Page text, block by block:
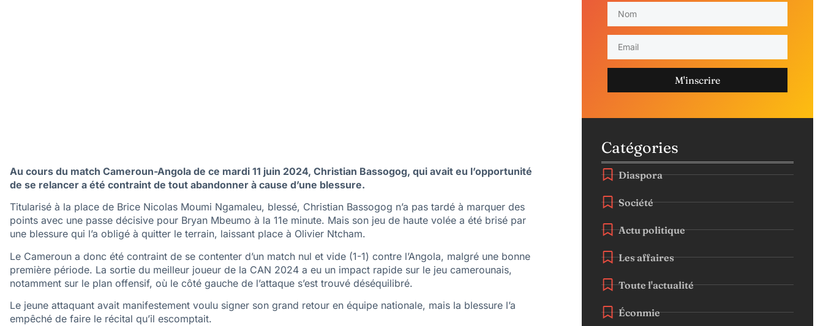
Au cours du match Cameroun-Angola de ce mardi 11 juin 2024, Christian Bassogog, qui avait eu l’opportunité
de se relancer a été contraint de tout abandonner à cause d’une blessure.
Titularisé à la place de Brice Nicolas Moumi Ngamaleu, blessé, Christian Bassogog n’a pas tardé à marquer des
points avec une passe décisive pour Bryan Mbeumo à la 11e minute. Mais son jeu de haute volée a été brisé par
une blessure qui l’a obligé à quitter le terrain, laissant place à Olivier Ntcham.
Le Cameroun a donc été contraint de se contenter d’un match nul et vide (1-1) contre l’Angola, malgré une bonne
première période. La sortie du meilleur joueur de la CAN 2024 a eu un impact rapide sur le jeu camerounais,
notamment sur le plan offensif, où le côté gauche de l’attaque s’est trouvé déséquilibré.
Le jeune attaquant avait manifestement voulu signer son grand retour en équipe nationale, mais la blessure l’a
empêché de faire le récital qu’il escomptait.
M'inscrire
Catégories
Diaspora
Société
Actu politique
Les affaires
Toute l'actualité
Éconmie